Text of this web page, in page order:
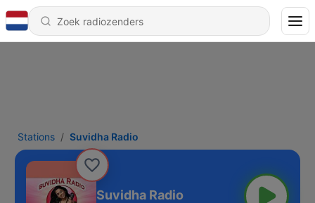
Stations Suvidha Radio
Suvidha Radio